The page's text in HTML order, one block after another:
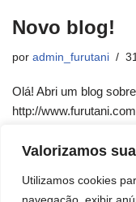
Valorizamos
Utilizamos cookies
Novo blog!
por admin_furutani
Olá! Abri um blog
http://
mais, Roberto